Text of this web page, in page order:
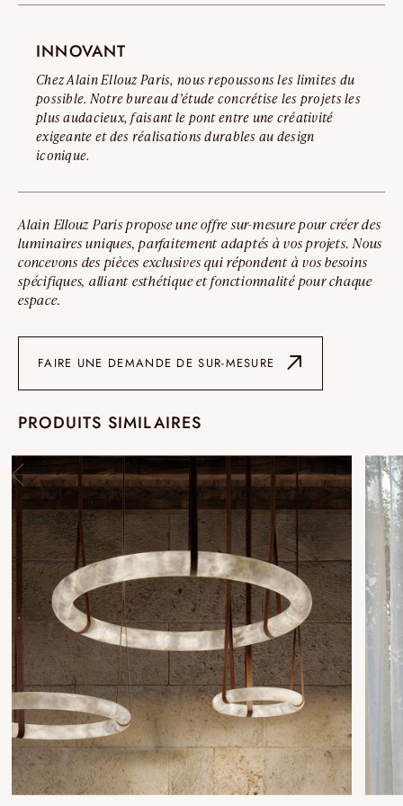
INNOVANT
Chez Alain Ellouz Paris, nous repoussons les limites du
possible. Notre bureau d’étude concrétise les projets les
plus audacieux, faisant le pont entre une créativité
exigeante et des réalisations durables au design
iconique.
Alain Ellouz Paris propose une offre sur-mesure pour créer des
luminaires uniques, parfaitement adaptés à vos projets. Nous
concevons des pièces exclusives qui répondent à vos besoins
spécifiques, alliant esthétique et fonctionnalité pour chaque
espace.
FAIRE UNE DEMANDE DE SUR-MESURE
PRODUITS SIMILAIRES